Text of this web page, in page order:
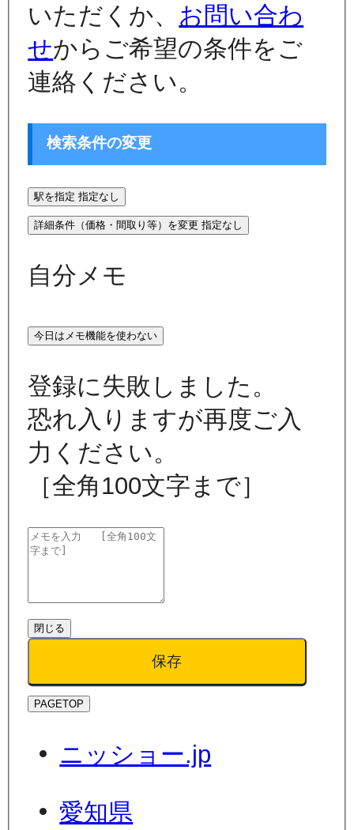
いただくか、 お問い合わ
せからご希望の条件をご
連絡ください。
検索条件の変更
駅を指定 指定なし
詳細条件（価格・間取り等）を変更 指定なし
自分メモ
今日はメモ機能を使わない
登録に失敗しました。
恐れ入りますが再度ご入
力ください。
［全角100文字まで］
閉じる
保存
PAGETOP
ニッショー.jp
愛知県